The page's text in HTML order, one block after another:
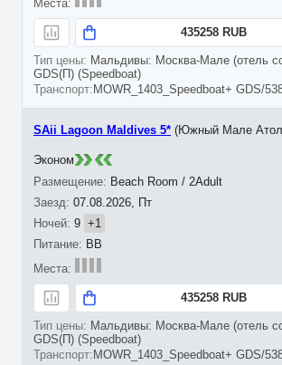
435258 RUB
Мальдивы: Москва-Мале (отель со
GDS(П) (Speedboat)
MOWR_1403_Speedboat+ GDS/
07.08.2026, Пт
9 +1
SAii Lagoon Maldives 5* (Южный Мале
Beach Room / 2Adult
BB
435258 RUB
Мальдивы: Москва-Мале (отель со
GDS(П) (Speedboat)
MOWR_1403_Speedboat+ GDS/
Эконом